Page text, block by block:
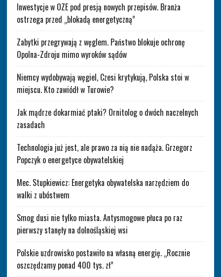
Inwestycje w OZE pod presją nowych przepisów. Branża
ostrzega przed „blokadą energetyczną”
Zabytki przegrywają z węglem. Państwo blokuje ochronę
Opolna-Zdroju mimo wyroków sądów
Niemcy wydobywają węgiel, Czesi krytykują, Polska stoi w
miejscu. Kto zawiódł w Turowie?
Jak mądrze dokarmiać ptaki? Ornitolog o dwóch naczelnych
zasadach
Technologia już jest, ale prawo za nią nie nadąża. Grzegorz
Popczyk o energetyce obywatelskiej
Mec. Stupkiewicz: Energetyka obywatelska narzędziem do
walki z ubóstwem
Smog dusi nie tylko miasta. Antysmogowe płuca po raz
pierwszy stanęły na dolnośląskiej wsi
Polskie uzdrowisko postawiło na własną energię. „Rocznie
oszczędzamy ponad 400 tys. zł”